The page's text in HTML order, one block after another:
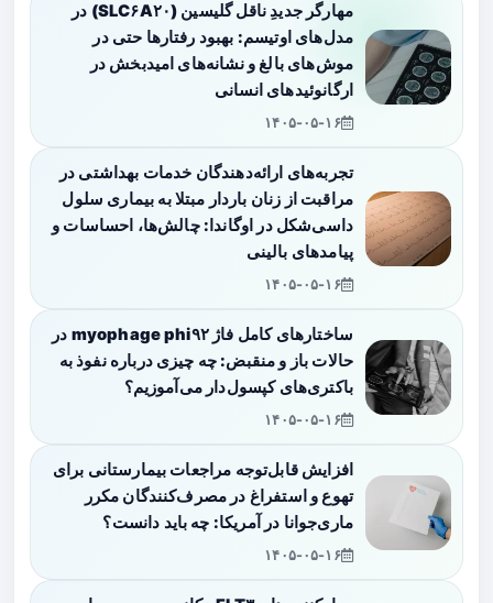
مهارگر جدیدِ ناقل گلیسین (SLC۶A۲۰) در
مدل‌های اوتیسم: بهبود رفتارها حتی در
موش‌های بالغ و نشانه‌های امیدبخش در
ارگانوئیدهای انسانی
۱۴۰۵-۰۵-۱۶
تجربه‌های ارائه‌دهندگان خدمات بهداشتی در
مراقبت از زنان باردار مبتلا به بیماری سلول
داسی‌شکل در اوگاندا: چالش‌ها، احساسات و
پیامدهای بالینی
۱۴۰۵-۰۵-۱۶
ساختارهای کامل فاژ myophage phi۹۲ در
حالات باز و منقبض: چه چیزی درباره نفوذ به
باکتری‌های کپسول‌دار می‌آموزیم؟
۱۴۰۵-۰۵-۱۶
افزایش قابل‌توجه مراجعات بیمارستانی برای
تهوع و استفراغ در مصرف‌کنندگان مکرر
ماری‌جوانا در آمریکا: چه باید دانست؟
۱۴۰۵-۰۵-۱۶